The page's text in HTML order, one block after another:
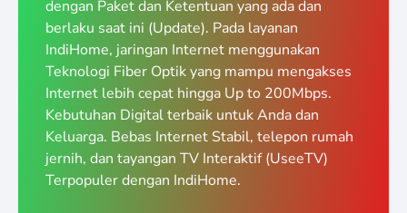
dengan Paket dan Ketentuan yang ada dan
berlaku saat ini (Update). Pada layanan
IndiHome, jaringan Internet menggunakan
Teknologi Fiber Optik yang mampu mengakses
Internet lebih cepat hingga Up to 200Mbps.
Kebutuhan Digital terbaik untuk Anda dan
Keluarga. Bebas Internet Stabil, telepon rumah
jernih, dan tayangan TV Interaktif (UseeTV)
Terpopuler dengan IndiHome.